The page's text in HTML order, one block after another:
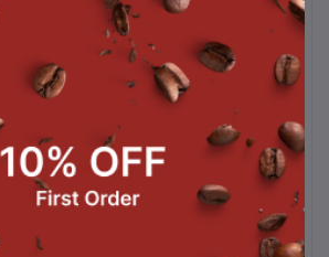
กว่า 20 ปี เพื่อให้ได้กาแฟที่มีคุณภาพที่
ได้ใช้ Profile ที่พัฒนามาจากอย่างต่อ
การคั่วที่ดีที่สุด และได้ทดสอบ
อย่างดี
Chocolate, Spice, Brown Sugar มี
ามารถนำไปชงได้ Espresso หรือ
School ทั้งเมนูร้อนและเย็น
ณ 500 กรัม / ถุง*